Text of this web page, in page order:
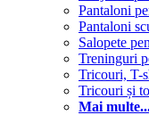
Pantaloni
Pantaloni
Salopete
Treninguri
Tricouri, T-
Tricouri și
Mai